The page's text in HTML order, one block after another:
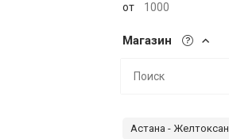
от
Магазин
Астана - Желтоксан